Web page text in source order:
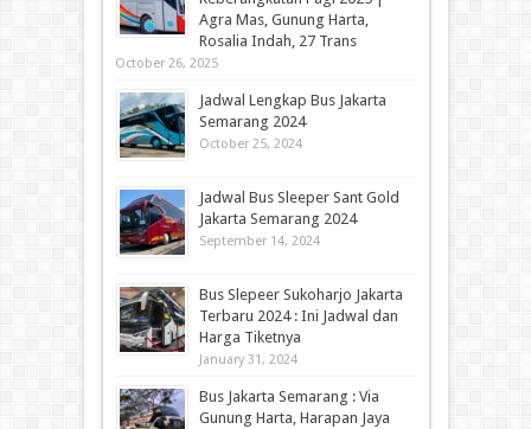
Agra Mas, Gunung Harta,
Rosalia Indah, 27 Trans
October 26, 2025
Jadwal Lengkap Bus Jakarta
Semarang 2024
October 25, 2024
Jadwal Bus Sleeper Sant Gold
Jakarta Semarang 2024
September 14, 2024
Bus Slepeer Sukoharjo Jakarta
Terbaru 2024 : Ini Jadwal dan
Harga Tiketnya
January 31, 2024
Bus Jakarta Semarang : Via
Gunung Harta, Harapan Jaya